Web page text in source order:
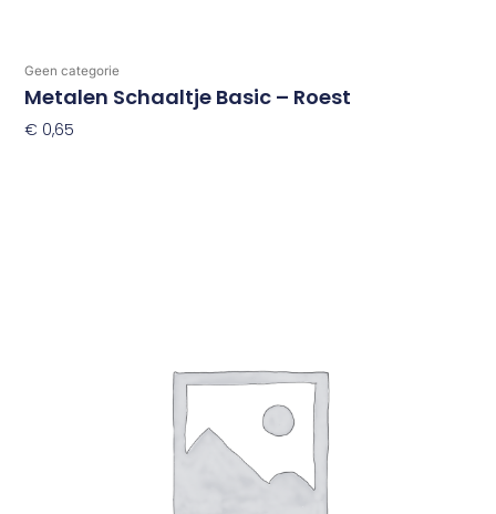
Geen categorie
Metalen Schaaltje Basic – Roest
€ 0,65